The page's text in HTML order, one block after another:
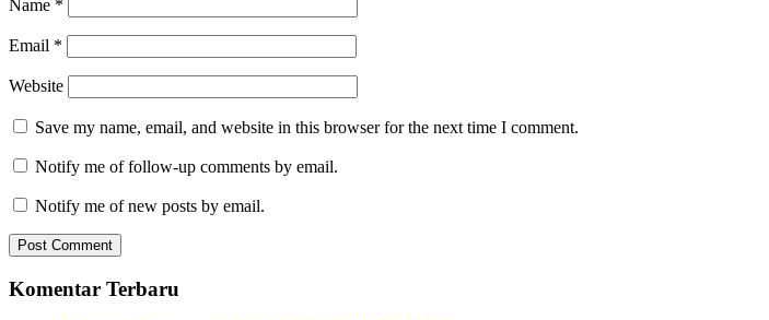
Name *
Email *
Website
Save my name, email, and website in this browser for the next time I comment.
Notify me of follow-up comments by email.
Notify me of new posts by email.
Komentar Terbaru